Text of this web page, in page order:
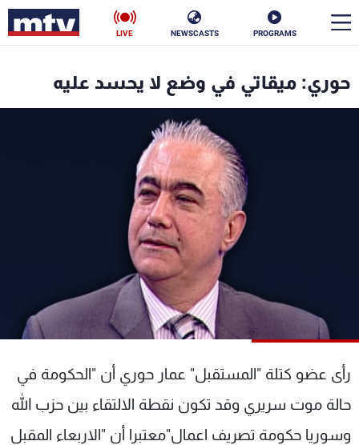
PROGRAMS
NEWSCASTS
LIVE
حوري: ميقاتي في وضع لا يحسد عليه
رأى عضو كتلة "المستقبل" عمار حوري أن "الحكومة في
حالة موت سريري وقد تكون نقطة الالتقاء بين حزب الله
وسوريا حكومة تصريف اعمال"معتبرا أن "الاربعاء المقبل
الأخبار
ناس
فن
رياضة
البرامج
شاهد البرامج
الترددات